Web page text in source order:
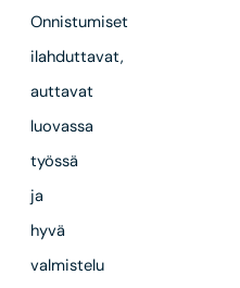
Onnistumiset
ilahduttavat,
auttavat
luovassa
työssä
ja
hyvä
valmistelu